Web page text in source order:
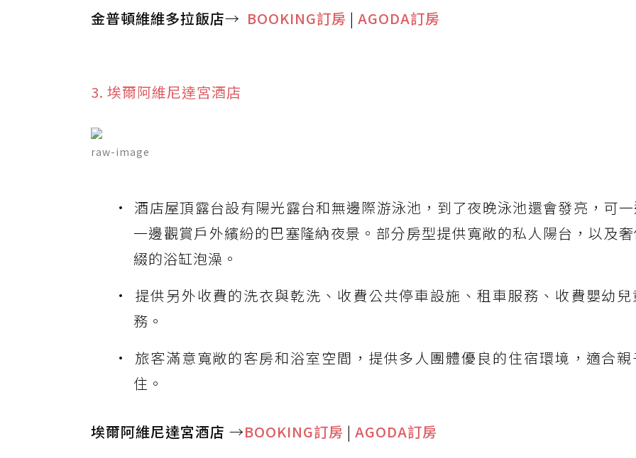
金普頓維維多拉飯店→ BOOKING訂房 | AGODA訂房
3. 埃爾阿維尼達宮酒店
raw-image
酒店屋頂露台設有陽光露台和無邊際游泳池，到了夜晚泳池還會發亮，可一
一邊觀賞戶外繽紛的巴塞隆納夜景。部分房型提供寬敞的私人陽台，以及
綴的浴缸泡澡。
提供另外收費的洗衣與乾洗、收費公共停車設施、租車服務、收費嬰幼兒
務。
旅客滿意寬敞的客房和浴室空間，提供多人團體優良的住宿環境，適合親
住。
埃爾阿維尼達宮酒店 →BOOKING訂房 | AGODA訂房